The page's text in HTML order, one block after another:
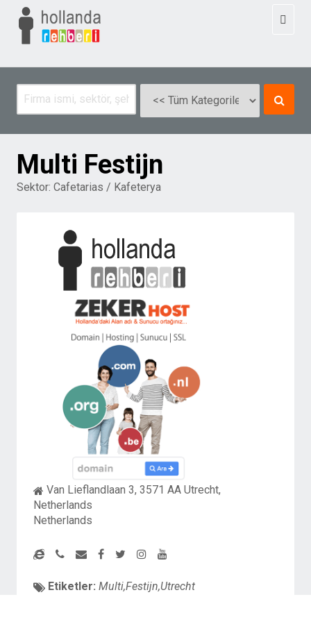
Multi Festijn
Sektor: Cafetarias / Kafeterya
Van Lieflandlaan 3, 3571 AA Utrecht,
Netherlands
Netherlands
Etiketler: Multi,Festijn,Utrecht